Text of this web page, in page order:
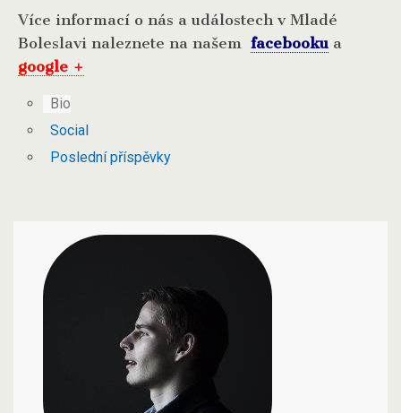
Více informací o nás a událostech v Mladé
Boleslavi naleznete na našem facebooku a
google +
Bio
Social
Poslední příspěvky